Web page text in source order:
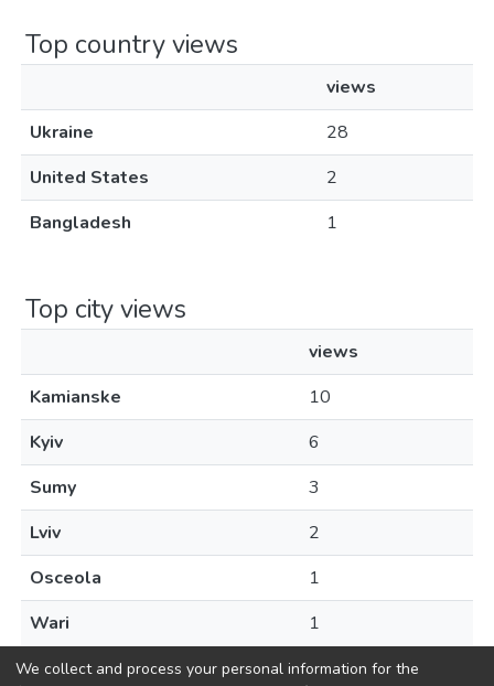
Top country views
views
Ukraine
28
United States
2
Bangladesh
1
Top city views
views
Kamianske
10
Kyiv
6
Sumy
3
Lviv
2
Osceola
1
Wari
1
We collect and process your personal information for the